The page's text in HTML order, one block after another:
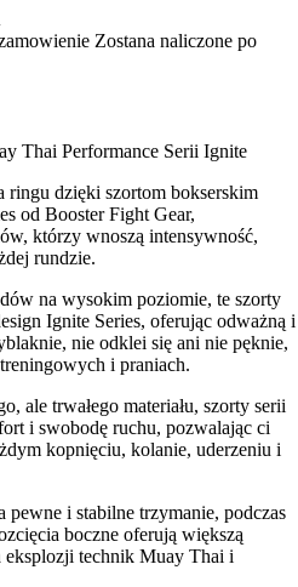
Zostana naliczone po
Thai Performance Serii Ignite
ringu dzięki szortom bokserskim
od Booster Fight Gear,
którzy wnoszą intensywność,
rundzie.
na wysokim poziomie, te szorty
Ignite Series, oferując odważną i
nie odklei się ani nie pęknie,
i praniach.
ale trwałego materiału, szorty serii
i swobodę ruchu, pozwalając ci
kopnięciu, kolanie, uderzeniu i
pewne i stabilne trzymanie, podczas
boczne oferują większą
eksplozji technik Muay Thai i